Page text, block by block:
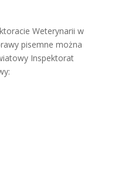
Weterynarii w
pisemne można
Inspektorat